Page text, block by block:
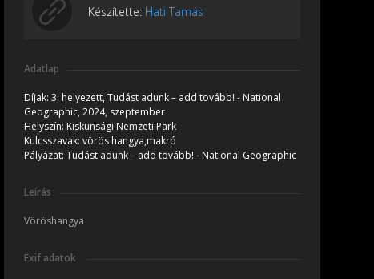
Készítette: Hati Tamás
Adatlap
Díjak: 3. helyezett, Tudást adunk – add tovább! - National
Geographic, 2024, szeptember
Helyszín: Kiskunsági Nemzeti Park
Kulcsszavak: vörös hangya,makró
Pályázat: Tudást adunk – add tovább! - National Geographic
Leírás
Vöröshangya
Exif adatok